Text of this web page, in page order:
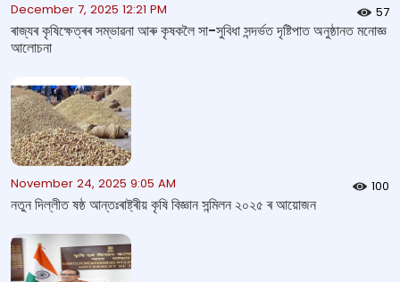
December 7, 2025 12:21 PM 57
ৰাজ্যৰ কৃষিক্ষেত্ৰৰ সম্ভাৱনা আৰু কৃষকলৈ সা-সুবিধা সন্দৰ্ভত দৃষ্টিপাত অনুষ্ঠানত মনোজ্ঞ
আলোচনা
November 24, 2025 9:05 AM 100
নতুন দিল্লীত ষষ্ঠ আন্তঃৰাষ্ট্ৰীয় কৃষি বিজ্ঞান সন্মিলন ২০২৫ ৰ আয়োজন